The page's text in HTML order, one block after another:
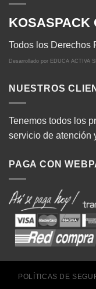
KOSASPACK
Todos los Derechos
Desarrollado por EDUCA ACTIVA
NUESTROS
Tenemos todos los
servicio de atención
PAGA CON
POLÍTICAS DE